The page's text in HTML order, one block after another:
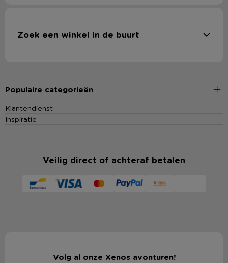
Zoek een winkel in de buurt
Populaire categorieën
Klantendienst
Inspiratie
Veilig direct of achteraf betalen
Volg al onze Xenos avonturen!